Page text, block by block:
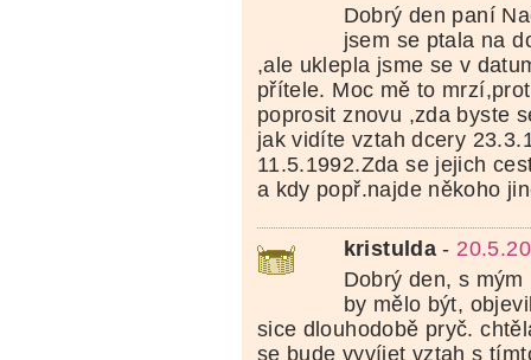
Dobrý den paní
jsem se ptala na
,ale uklepla jsme se v
přítele. Moc mě to
poprosit znovu ,zda byste
jak vidíte vztah dcery
11.5.1992.Zda se jejich
a kdy popř.najde někoho
kristulda -
Dobrý den, s
by mělo být,
sice dlouhodobě pryč.
se bude vyvíjet vztah s